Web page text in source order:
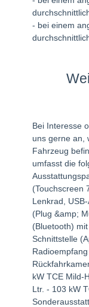
- bei einem
Bei Interesse
uns gerne an,
Fahrzeug
umfasst die
(Touchscreen
Lenkrad,
(Plug &amp;
(Bluetooth)
Schnittstelle
kW TCE Mild-
Ltr. - 103 kW